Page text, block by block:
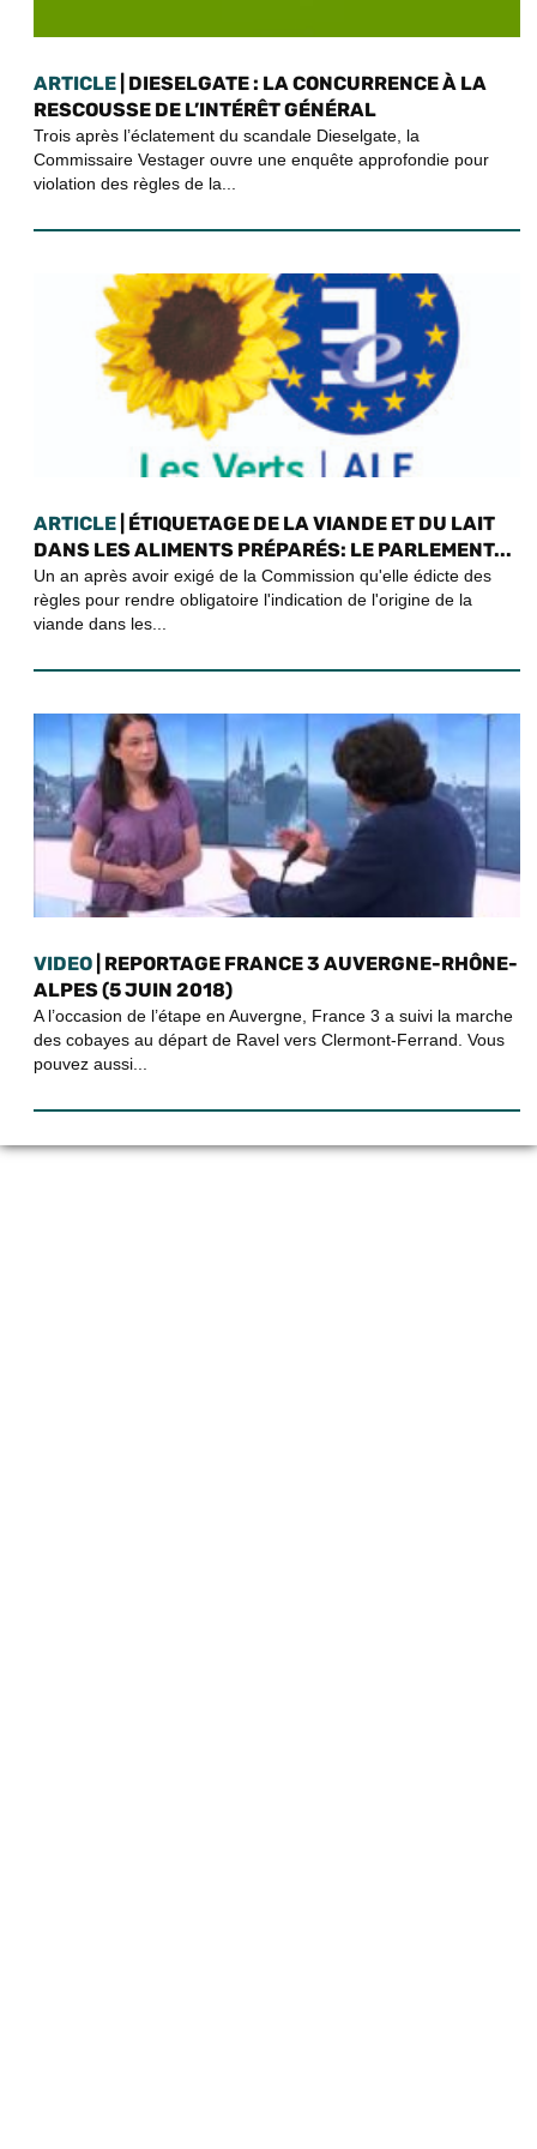
ARTICLE | DIESELGATE : LA CONCURRENCE À LA
RESCOUSSE DE L’INTÉRÊT GÉNÉRAL
Trois après l’éclatement du scandale Dieselgate, la
Commissaire Vestager ouvre une enquête approfondie pour
violation des règles de la...
ARTICLE | ÉTIQUETAGE DE LA VIANDE ET DU LAIT
DANS LES ALIMENTS PRÉPARÉS: LE PARLEMENT...
Un an après avoir exigé de la Commission qu'elle édicte des
règles pour rendre obligatoire l'indication de l'origine de la
viande dans les...
VIDEO | REPORTAGE FRANCE 3 AUVERGNE-RHÔNE-
ALPES (5 JUIN 2018)
A l’occasion de l’étape en Auvergne, France 3 a suivi la marche
des cobayes au départ de Ravel vers Clermont-Ferrand. Vous
pouvez aussi...